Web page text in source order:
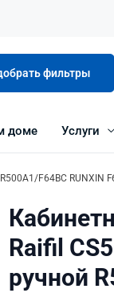
фильтры
доме Услуги
F64BC RUNXIN
Raifil
ручной